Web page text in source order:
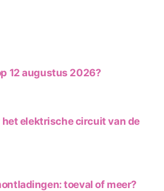
12 augustus 2026?
het elektrische circuit van de
toeval of meer?